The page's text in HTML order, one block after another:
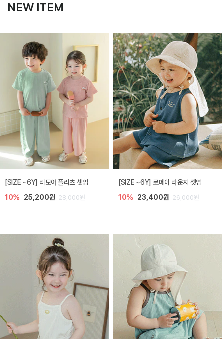
NEW ITEM
[SIZE ~6Y] 리모어 플리츠 셋업
10% 25,200원 28,000원
[SIZE ~6Y] 로메이 라운지 셋업
10% 23,400원 26,000원